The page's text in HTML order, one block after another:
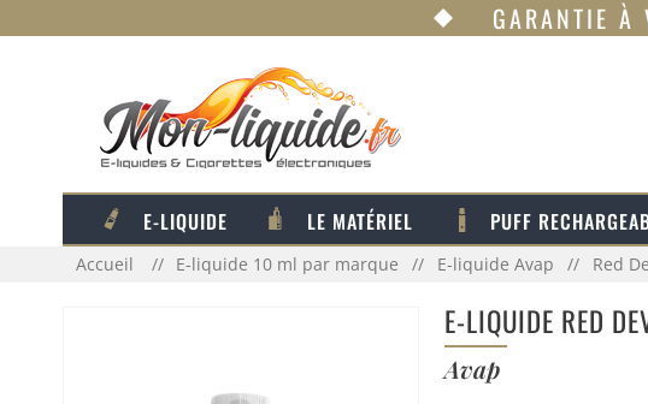
GARANTIE À
E-LIQUIDE LE MATÉRIEL PUFF
Accueil E-liquide 10 ml par marque E-liquide Avap Red
E-LIQUIDE RED
Avap